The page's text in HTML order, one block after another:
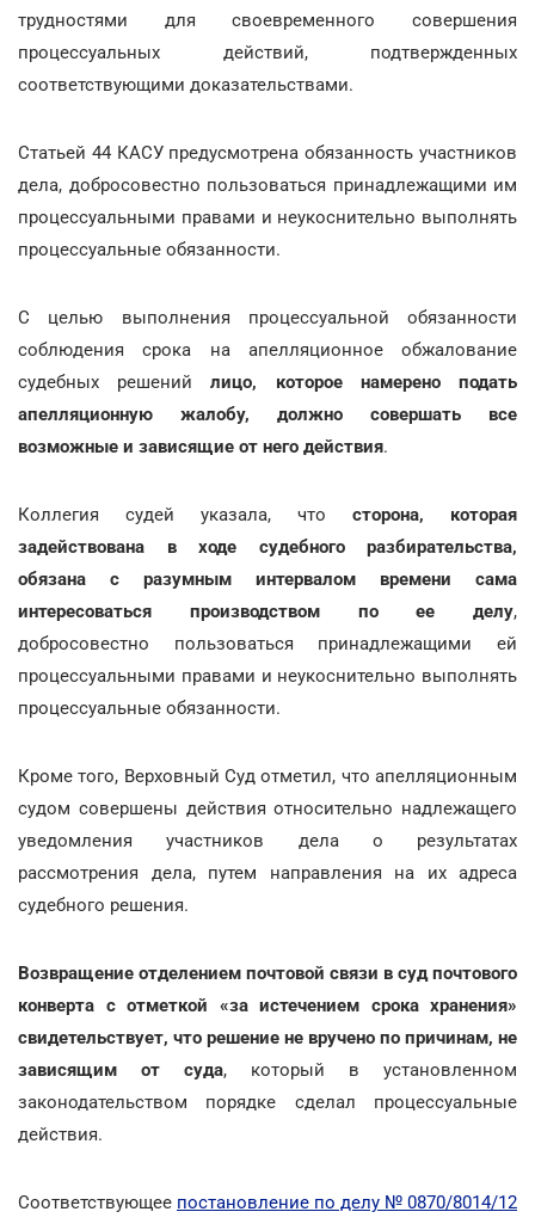
трудностями для своевременного совершения
процессуальных действий, подтвержденных
соответствующими доказательствами.
Статьей 44 КАСУ предусмотрена обязанность участников
дела, добросовестно пользоваться принадлежащими им
процессуальными правами и неукоснительно выполнять
процессуальные обязанности.
С целью выполнения процессуальной обязанности
соблюдения срока на апелляционное обжалование
судебных решенийлицо, которое
намерено подать
апелляционную жалобу, должно совершать все
возможные и зависящие от него действия.
Коллегия судей указала, что сторона, которая
задействована в ходе судебного разбирательства,
обязана с разумным интервалом времени сама
интересоваться производством по ее делу,
добросовестно пользоваться принадлежащими ей
процессуальными правами и неукоснительно выполнять
процессуальные обязанности.
Кроме того, Верховный Суд отметил, что апелляционным
судом совершены действия относительно надлежащего
уведомления участников дела о результатах
рассмотрения дела, путем направления на их адреса
судебного решения.
Возвращение отделением почтовой связи в суд почтового
конверта с отметкой «за истечением срока хранения»
свидетельствует, что решение не вручено по причинам, не
зависящим от суда, который в установленном
законодательством порядке сделал процессуальные
действия.
Соответствующее постановление по делу № 0870/8014/12